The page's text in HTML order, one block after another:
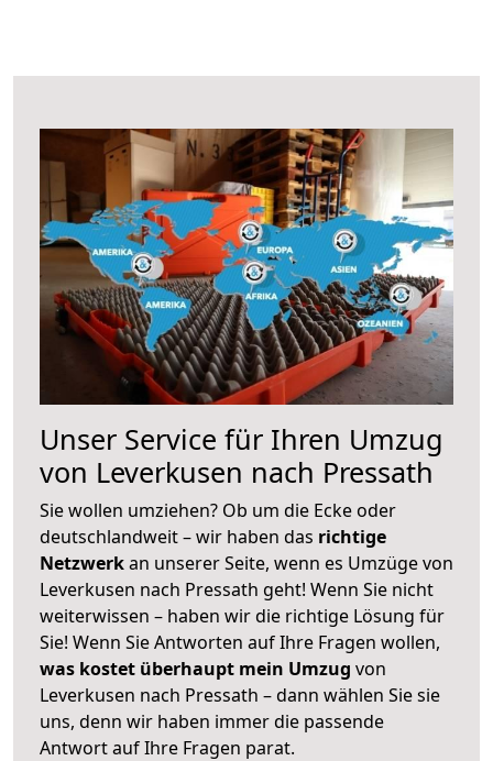
Unser Service für Ihren Umzug
von Leverkusen nach Pressath
Sie wollen umziehen? Ob um die Ecke oder
deutschlandweit – wir haben das richtige
Netzwerkan unserer Seite, wenn es Umzüge von
Leverkusen nach Pressath geht! Wenn Sie nicht
weiterwissen – haben wir die richtige Lösung für
Sie! Wenn Sie Antworten auf Ihre Fragen wollen,
was kostet überhaupt mein Umzug von
Leverkusen nach Pressath – dann wählen Sie sie
uns, denn wir haben immer die passende
Antwort auf Ihre Fragen parat.